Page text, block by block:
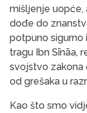
mišljenje uopće,
dođe do
potpuno sigurno
tragu Ibn Sīnāa,
svojstvo
od grešaka u
Kao što smo